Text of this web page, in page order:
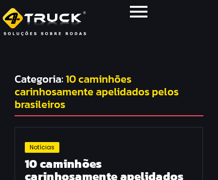
Categoria:10 caminhões
carinhosamente apelidados pelos
brasileiros
Notícias
10 caminhões
carinhosamente apelidados